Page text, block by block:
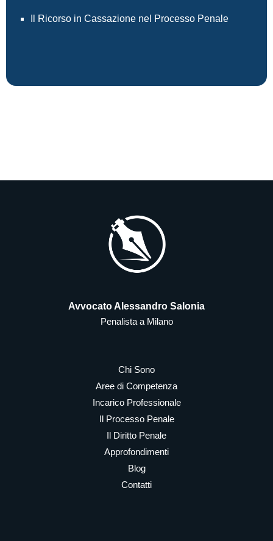
Il Ricorso in Cassazione nel Processo Penale
Avvocato Alessandro Salonia
Penalista a Milano
Chi Sono
Aree di Competenza
Incarico Professionale
Il Processo Penale
Il Diritto Penale
Approfondimenti
Blog
Contatti